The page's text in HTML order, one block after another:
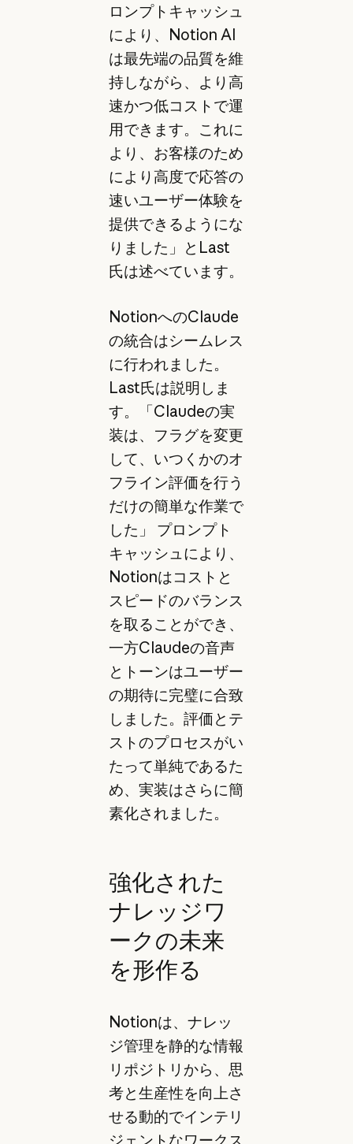
ロンプトキャッシュ
により、Notion AI
は最先端の品質を維
持しながら、より高
速かつ低コストで運
用できます。これに
より、お客様のため
により高度で応答の
速いユーザー体験を
提供できるようにな
りました」とLast
氏は述べています。
NotionへのClaude
の統合はシームレス
に行われました。
Last氏は説明しま
す。「Claudeの実
装は、フラグを変更
して、いつくかのオ
フライン評価を行う
だけの簡単な作業で
した」 プロンプト
キャッシュにより、
Notionはコストと
スピードのバランス
を取ることができ、
一方Claudeの音声
とトーンはユーザー
の期待に完璧に合致
しました。評価とテ
ストのプロセスがい
たって単純であるた
め、実装はさらに簡
素化されました。
強化された
ナレッジワ
ークの未来
を形作る
Notionは、ナレッ
ジ管理を静的な情報
リポジトリから、思
考と生産性を向上さ
せる動的でインテリ
ジェントなワークス